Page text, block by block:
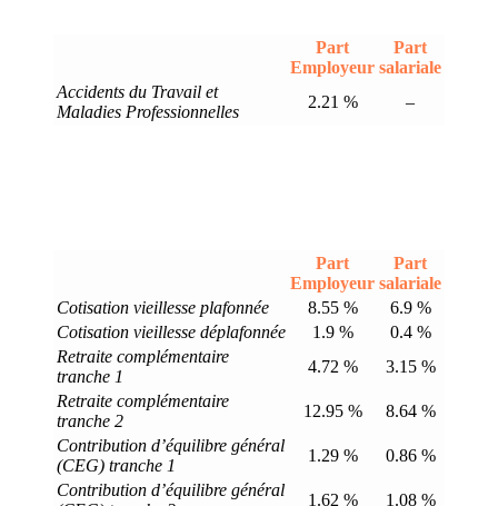
Part
Employeur
Part
salariale
Accidents du Travail et
Maladies Professionnelles
2.21 % –
Part
Employeur
Part
salariale
Cotisation vieillesse plafonnée
8.55 %
6.9 %
Cotisation vieillesse déplafonnée
1.9 %
0.4 %
Retraite complémentaire
tranche 1
4.72 %
3.15 %
Retraite complémentaire
tranche 2
12.95 %
8.64 %
Contribution d’équilibre général
(CEG) tranche 1
1.29 %
0.86 %
Contribution d’équilibre général
1.62 %
1.08 %